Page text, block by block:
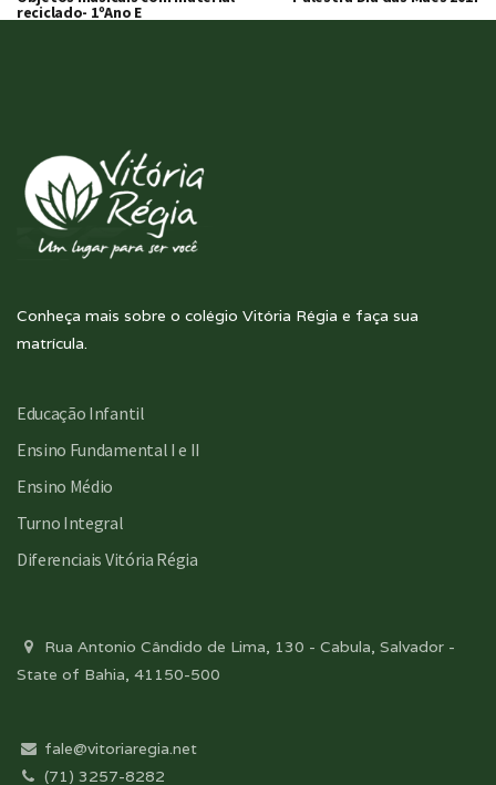
reciclado- 1ºAno E
Conheça mais sobre o colégio Vitória Régia e faça sua
matrícula.
Educação Infantil
Ensino Fundamental I e II
Ensino Médio
Turno Integral
Diferenciais Vitória Régia
Rua Antonio Cândido de Lima, 130 - Cabula, Salvador -
State of Bahia, 41150-500
fale@vitoriaregia.net
(71) 3257-8282